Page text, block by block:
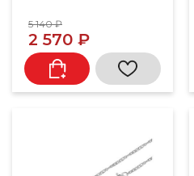
5 140 ₽
2 570 ₽